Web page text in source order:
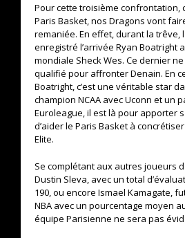
Pour cette troisième confrontation,
Paris Basket, nos Dragons vont
remaniée. En effet, durant la trêve,
enregistré l’arrivée Ryan Boatright
mondiale Sheck Wes. Ce dernier
qualifié pour affronter Denain. En
Boatright, c’est une véritable star
champion NCAA avec Uconn et un
Euroleague, il est là pour apporter
d’aider le Paris Basket à
Elite.
Se complétant aux autres joueurs
Dustin Sleva, avec un total
190, ou encore Ismael Kamagate,
NBA avec un pourcentage moyen
équipe Parisienne ne sera pas